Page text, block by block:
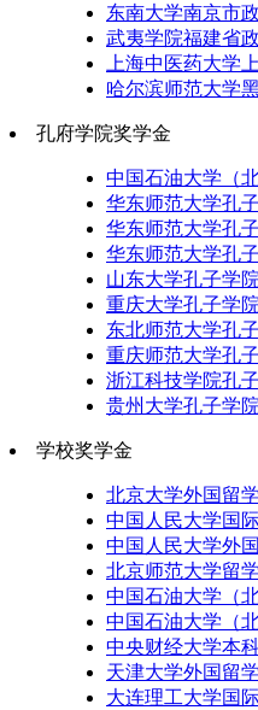
东南大学南京市
武夷学院福建省
上海中医药大学
哈尔滨师范大学
孔府学院奖学金
中国石油大学（
华东师范大学孔
华东师范大学孔
华东师范大学孔
山东大学孔子学
重庆大学孔子学
东北师范大学孔
重庆师范大学孔
浙江科技学院孔
贵州大学孔子学
学校奖学金
北京大学外国留
中国人民大学国
中国人民大学外
北京师范大学留
中国石油大学（
中国石油大学（
中央财经大学本
天津大学外国留
大连理工大学国